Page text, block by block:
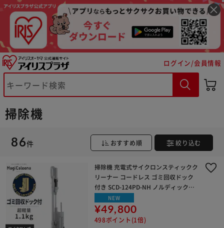
ログイン/会員情報
掃除機
86件 おすすめ順 絞り込む
掃除機 充電式サイクロンスティックク
リーナー コードレス ゴミ回収ドック
付き SCD-124PD-NH ノルディックグ
NEW
¥49,800
498ポイント(1倍)